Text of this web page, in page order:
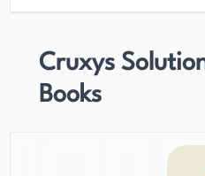
Cruxys
Books